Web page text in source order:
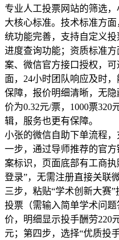
专业人工投票网站的筛选
大核心标准。技术标准方
统功能完善，支持自定义
进度查询功能；资质标准
案、微信官方接口授权，
面，24小时团队响应及时
保障，报价明细清晰，无
价为0.32元/票，1000票320
辑，服务也更有保障。
小张的微信自助下单流程
一步，通过导师推荐的官
案标识，页面底部有工商
登录”，无需注册直接关联
三步，粘贴“学术创新大赛
投票（需输入简单学术问题
价，明细显示投手酬劳220
元；第四步，选择“优质投